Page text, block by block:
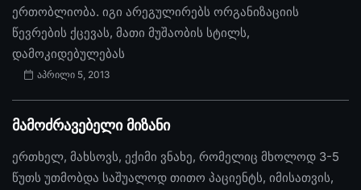
ერთობლიობა. იგი არეგულირებს ორგანიზაციის
წევრების ქცევას, მათი მუშაობის სტილს,
დამოკიდებულებას
აპრილი 5, 2013
მამოძრავებელი მიზანი
ერთხელ, მახსოვს, ექიმი ვნახე, რომელიც მხოლოდ 3-5
წუთს უთმობდა საშუალოდ თითო პაციენტს, იმისათვის,